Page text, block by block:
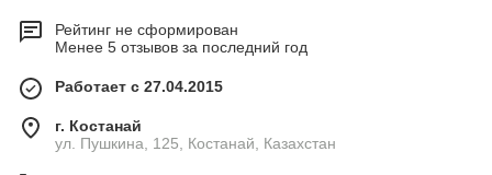
Рейтинг не сформирован
Менее 5 отзывов за последний год
Работает с 27.04.2015
г. Костанай
ул. Пушкина, 125, Костанай, Казахстан